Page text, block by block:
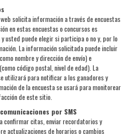
solicita información a través de encuestas
en estas encuestas o concursos es
usted puede elegir si participa o no y, por lo
La información solicitada puede incluir
nombre y dirección de envío) e
código postal, nivel de edad). La
utilizará para notificar a los ganadores y
de la encuesta se usará para monitorear
de este sitio.
por SMS
confirmar citas, enviar recordatorios y
actualizaciones de horarios o cambios